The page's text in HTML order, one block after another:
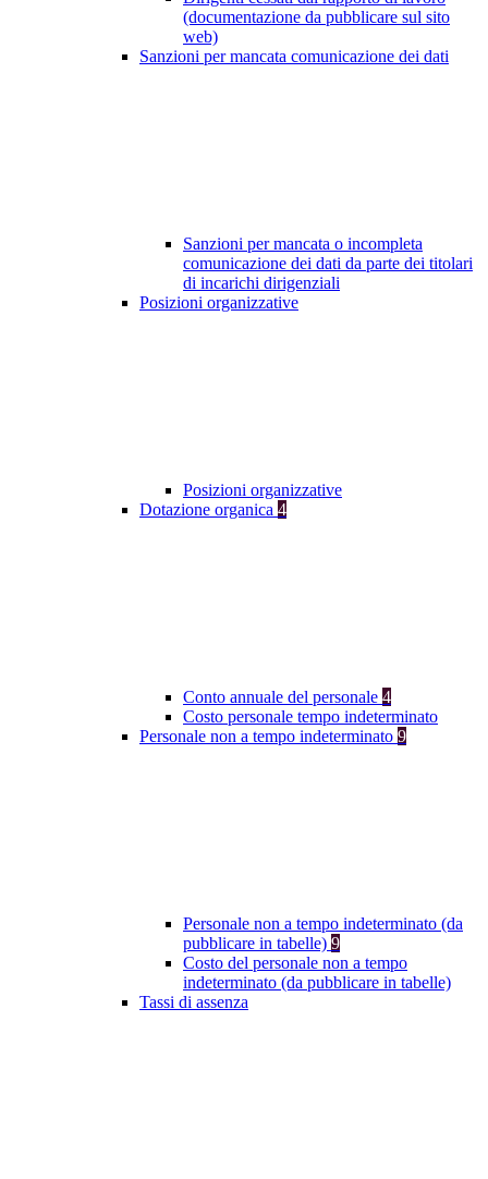
(documentazione da pubblicare sul sito
web)
Sanzioni per mancata comunicazione dei dati
Sanzioni per mancata o incompleta
comunicazione dei dati da parte dei titolari
di incarichi dirigenziali
Posizioni organizzative
Posizioni organizzative
Dotazione organica 4
Conto annuale del personale 4
Costo personale tempo indeterminato
Personale non a tempo indeterminato 9
Personale non a tempo indeterminato (da
pubblicare in tabelle) 9
Costo del personale non a tempo
indeterminato (da pubblicare in tabelle)
Tassi di assenza